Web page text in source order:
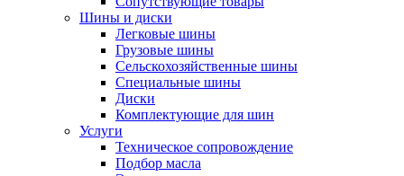
Шины и диски
Легковые шины
Грузовые шины
Сельскохозяйственные шины
Специальные шины
Диски
Комплектующие для шин
Услуги
Техническое сопровождение
Подбор масла